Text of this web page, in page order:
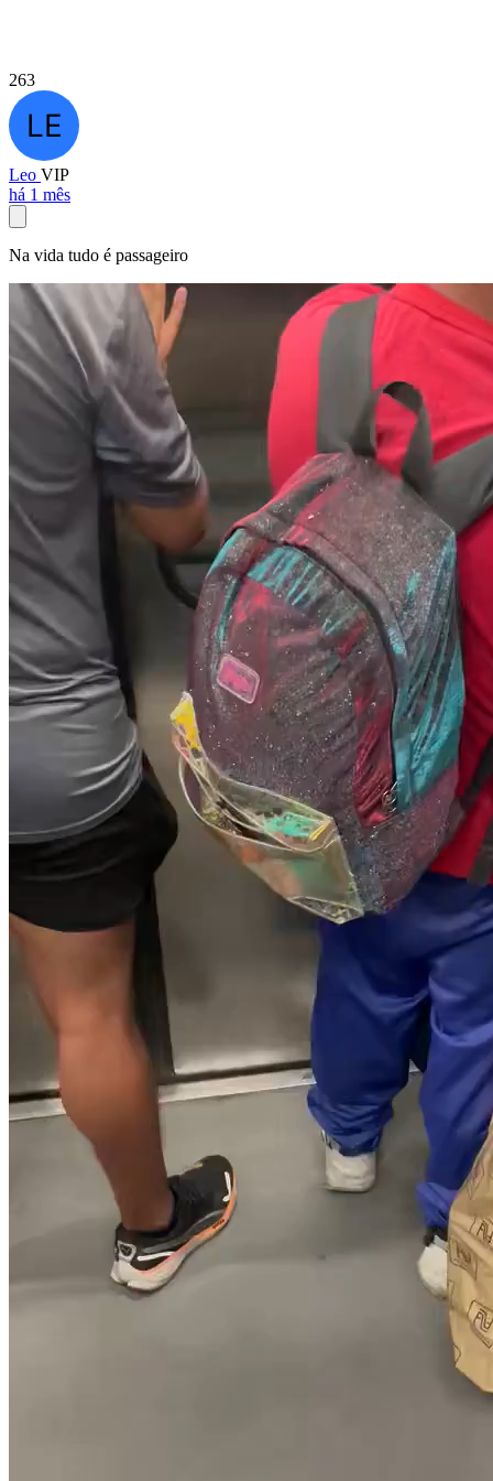
263
Leo VIP
há 1 mês
Na vida tudo é passageiro